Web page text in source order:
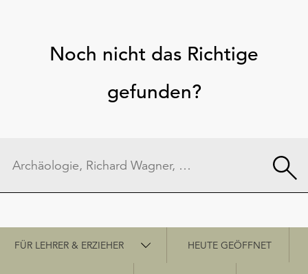
Noch nicht das Richtige
gefunden?
Schnellzugriff
FÜR LEHRER & ERZIEHER HEUTE GEÖFFNET